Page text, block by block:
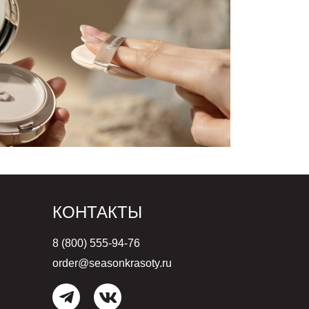
КОНТАКТЫ
8 (800) 555-94-76
order@seasonkrasoty.ru